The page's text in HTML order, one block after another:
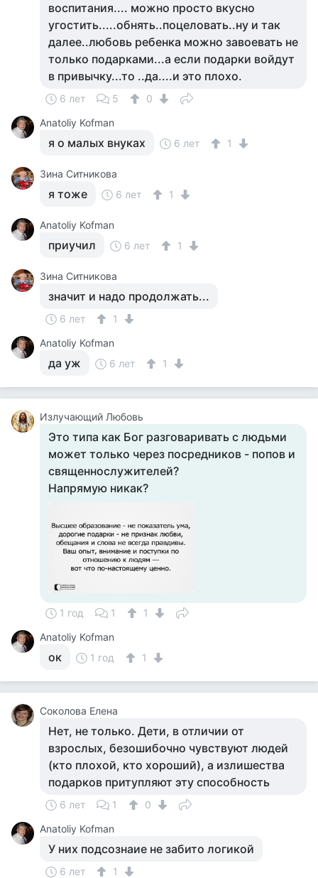
воспитания.... можно просто вкусно
угостить.....обнять..поцеловать..ну и так
далее..любовь ребенка можно завоевать не
только подарками...а если подарки войдут
в привычку...то ..да....и это плохо.
6 лет 5
0
Anatoliy Kofman
я о малых внуках 6 лет 1
Зина Ситникова
я тоже 6 лет 1
Anatoliy Kofman
приучил 6 лет 1
Зина Ситникова
значит и надо продолжать...
6 лет
1
Anatoliy Kofman
да уж 6 лет 1
Излучающий Любовь
Это типа как Бог разговаривать с людьми
может только через посредников - попов и
священнослужителей?
Напрямую никак?
1 год 1
1
Anatoliy Kofman
ок 1 год 1
Соколова Елена
Нет, не только. Дети, в отличии от
взрослых, безошибочно чувствуют людей
(кто плохой, кто хороший), а излишества
подарков притупляют эту способность
6 лет 1
0
Anatoliy Kofman
У них подсознаие не забито логикой
6 лет 1